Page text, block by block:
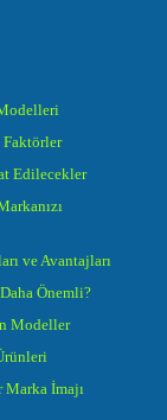
Faktörler
Edilecekler
ve Avantajları
Önemli?
Modeller
İmajı